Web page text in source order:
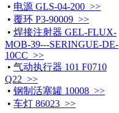
• 电源 GLS-04-200 >>
• 覆环 P3-90009 >>
• 焊接注射器 GEL-FLUX-
MOB-39---SERINGUE-DE-
10CC >>
• 气动执行器 101 F0710
Q22 >>
• 钢制活塞罐 10008 >>
• 车灯 86023 >>